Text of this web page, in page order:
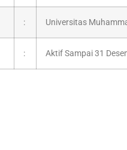
: Universitas
: Aktif Sampai 31